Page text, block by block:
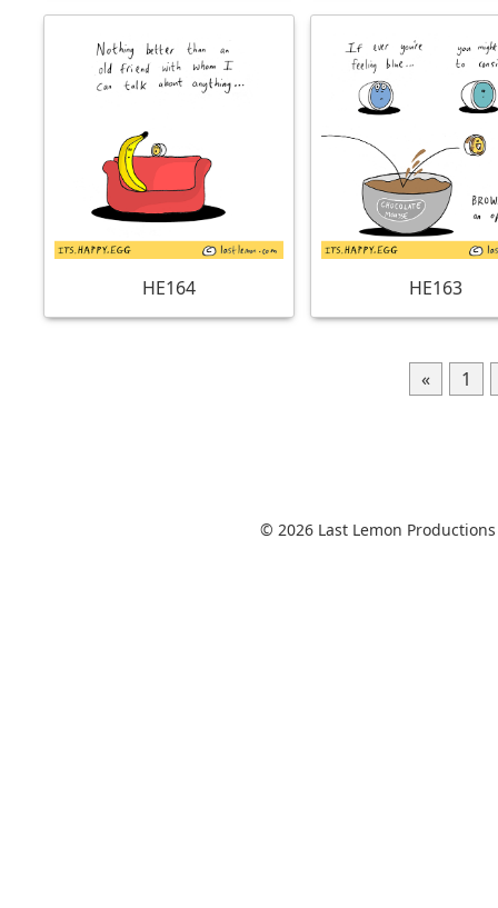
HE164 HE163
« 1
© 2026 Last Lemon Productions